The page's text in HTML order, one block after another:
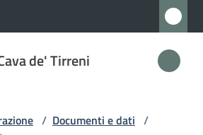
de' Tirreni
/ Documenti e dati /